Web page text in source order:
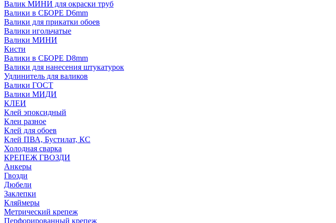
Валик МИНИ для окраски труб
Валики в СБОРЕ D6mm
Валики для прикатки обоев
Валики игольчатые
Валики МИНИ
Кисти
Валики в СБОРЕ D8mm
Валики для нанесения штукатурок
Удлинитель для валиков
Валики ГОСТ
Валики МИДИ
КЛЕИ
Клей эпоксидный
Клеи разное
Клей для обоев
Клей ПВА, Бустилат, КС
Холодная сварка
КРЕПЕЖ ГВОЗДИ
Анкеры
Гвозди
Дюбели
Заклепки
Кляймеры
Метрический крепеж
Перфорированный крепеж